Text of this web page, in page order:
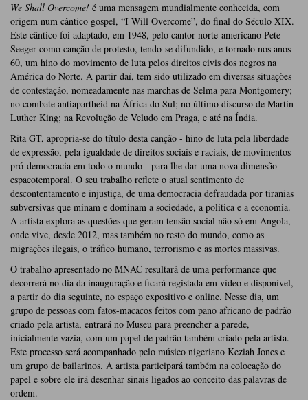
We Shall Overcome! é uma mensagem mundialmente conhecida, com
origem num cântico gospel, “I Will Overcome”, do final do Século XIX.
Este cântico foi adaptado, em 1948, pelo cantor norte-americano Pete
Seeger como canção de protesto, tendo-se difundido, e tornado nos anos
60, um hino do movimento de luta pelos direitos civis dos negros na
América do Norte. A partir daí, tem sido utilizado em diversas situações
de contestação, nomeadamente nas marchas de Selma para Montgomery;
no combate antiapartheid na África do Sul; no último discurso de Martin
Luther King; na Revolução de Veludo em Praga, e até na Índia.
Rita GT, apropria-se do título desta canção - hino de luta pela liberdade
de expressão, pela igualdade de direitos sociais e raciais, de movimentos
pró-democracia em todo o mundo - para lhe dar uma nova dimensão
espacotemporal. O seu trabalho reflete o atual sentimento de
descontentamento e injustiça, de uma democracia defraudada por tiranias
subversivas que minam e dominam a sociedade, a política e a economia.
A artista explora as questões que geram tensão social não só em Angola,
onde vive, desde 2012, mas também no resto do mundo, como as
migrações ilegais, o tráfico humano, terrorismo e as mortes massivas.
O trabalho apresentado no MNAC resultará de uma performance que
decorrerá no dia da inauguração e ficará registada em vídeo e disponível,
a partir do dia seguinte, no espaço expositivo e online. Nesse dia, um
grupo de pessoas com fatos-macacos feitos com pano africano de padrão
criado pela artista, entrará no Museu para preencher a parede,
inicialmente vazia, com um papel de padrão também criado pela artista.
Este processo será acompanhado pelo músico nigeriano Keziah Jones e
um grupo de bailarinos. A artista participará também na colocação do
papel e sobre ele irá desenhar sinais ligados ao conceito das palavras de
ordem.